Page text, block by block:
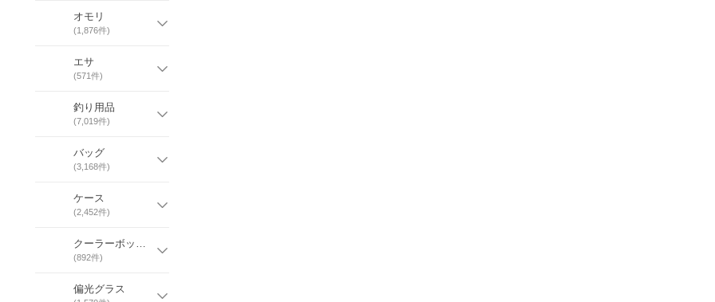
オモリ
(1,876件)
エサ
(571 件)
釣り用品
(7,019件)
バッグ
(3,168件)
ケース
(2,452件)
クーラーボックス
(892件)
偏光グラス